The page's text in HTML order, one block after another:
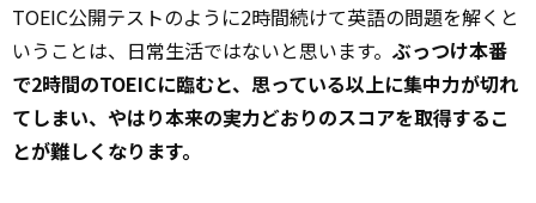
TOEIC公開テストのように2時間続けて英語の問題を解くと
いうことは、日常生活ではないと思います。 ぶっつけ本番
で2時間のTOEICに臨むと、思っている以上に集中力が切れ
てしまい、やはり本来の実力どおりのスコアを取得するこ
とが難しくなります。